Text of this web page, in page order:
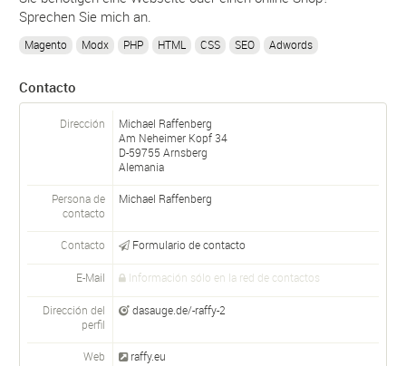
Sprechen Sie mich an.
Magento Modx PHP HTML CSS SEO Adwords
Contacto
Dirección
Michael Raffenberg
Am Neheimer Kopf 34
D-59755 Arnsberg
Alemania
Persona de
contacto
Michael Raffenberg
Contacto Formulario de contacto
E-Mail Información sólo en la red de contactos
Dirección del
perfil
dasauge.de/-raffy-2
Web raffy.eu